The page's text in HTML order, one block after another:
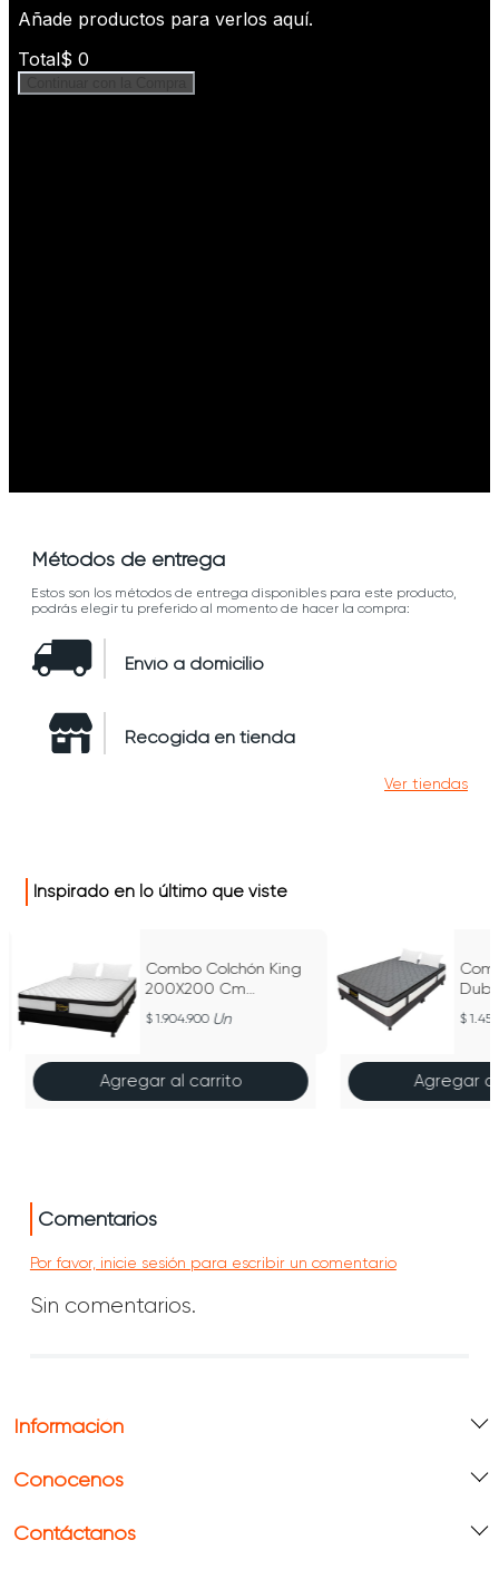
Métodos de entrega
Estos son los métodos de entrega disponibles para este producto,
podrás elegir tu preferido al momento de hacer la compra:
Envío a domicilio
Recogida en tienda
Ver tiendas
Inspirado en lo último que viste
Combo Colchón King
200X200 Cm
Resortado Atenas
Negro
1.904.900 Un
Agregar al carrito
200
Agregar
Comentarios
Por favor, inicie sesión para escribir un comentario
Sin comentarios.
Información
Conócenos
Contáctanos